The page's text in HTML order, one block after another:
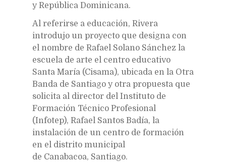
y República Dominicana.
Al referirse a educación, Rivera
introdujo un proyecto que designa con
el nombre de Rafael Solano Sánchez la
escuela de arte el centro educativo
Santa María (Cisama), ubicada en la Otra
Banda de Santiago y otra propuesta que
solicita al director del Instituto de
Formación Técnico Profesional
(Infotep), Rafael Santos Badía, la
instalación de un centro de formación
en el distrito municipal
de Canabacoa, Santiago.